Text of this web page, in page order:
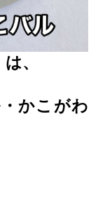
、
かこがわ